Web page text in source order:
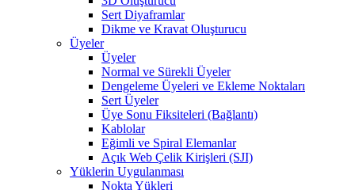
Sert Diyaframlar
Dikme ve Kravat Oluşturucu
Üyeler
Üyeler
Normal ve Sürekli Üyeler
Dengeleme Üyeleri ve Ekleme Noktaları
Sert Üyeler
Üye Sonu Fiksiteleri (Bağlantı)
Kablolar
Eğimli ve Spiral Elemanlar
Açık Web Çelik Kirişleri (SJI)
Yüklerin Uygulanması
Nokta Yükleri